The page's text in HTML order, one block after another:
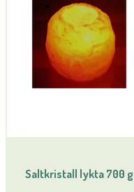
Saltkristall lykta 700 g